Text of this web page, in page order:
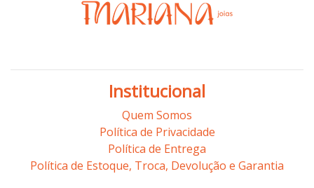
Institucional
Quem Somos
Política de Privacidade
Política de Entrega
Política de Estoque, Troca, Devolução e Garantia